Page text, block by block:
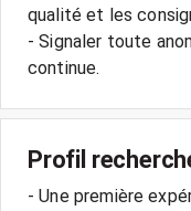
qualité et les
- Signaler toute
Profil
- Une première